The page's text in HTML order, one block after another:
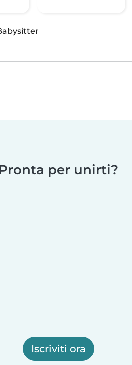
Pronta per unirti?
Iscriviti ora